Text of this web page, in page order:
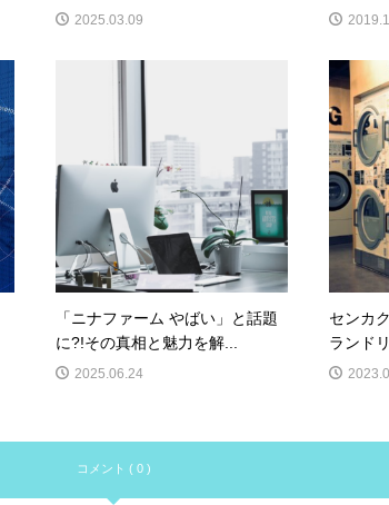
2025.03.09
「ニナファーム やばい」と話題
に?!その真相と魅力を解...
2025.06.24
センカ
ランド
コメント ( 0 )